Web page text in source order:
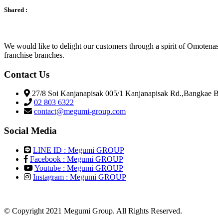
Shared :
We would like to delight our customers through a spirit of
franchise branches.
Contact Us
27/8 Soi Kanjanapisak 005/1 Kanjanapisak Rd.,Bangkae
02 803 6322
contact@megumi-group.com
Social Media
LINE ID : Megumi GROUP
Facebook : Megumi GROUP
Youtube : Megumi GROUP
Instagram : Megumi GROUP
© Copyright 2021 Megumi Group. All Rights Reserved.